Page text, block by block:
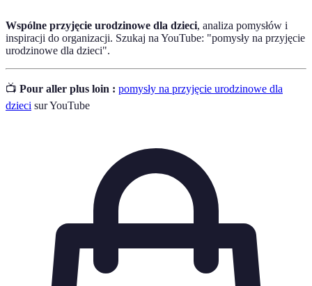
Wspólne przyjęcie urodzinowe dla dzieci, analiza pomysłów i
inspiracji do organizacji. Szukaj na YouTube: "pomysły na przyjęcie
urodzinowe dla dzieci".
📺 Pour aller plus loin : pomysły na przyjęcie urodzinowe dla
dzieci sur YouTube